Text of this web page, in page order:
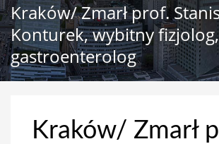
Kraków/ Zmarł prof.
Konturek, wybitny fizjolog,
gastroenterolog
Kraków/ Zmarł